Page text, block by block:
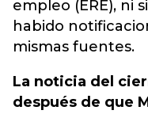
empleo (ERE), ni
habido
mismas fuentes.
La noticia del
después de que